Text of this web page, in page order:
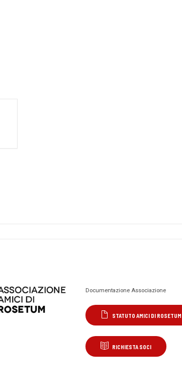
Documentazione Associazione
STATUTO AMICI DI ROSETUM
RICHIESTA SOCI